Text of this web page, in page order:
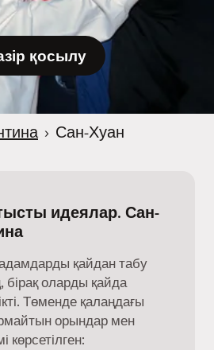
қосылу
› Сан-Хуан
идеялар. Сан-
қайдан табу
бірақ оларды қайда
Төменде қалаңдағы
орындар мен
көрсетілген: